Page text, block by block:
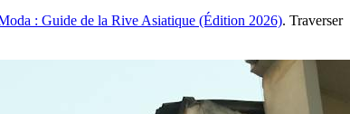
: Guide de la Rive Asiatique (Édition 2026). Traverser